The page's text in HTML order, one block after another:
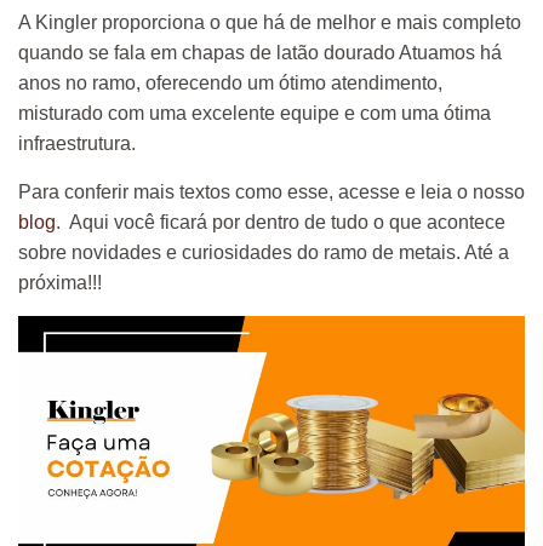
A Kingler proporciona o que há de melhor e mais completo
quando se fala em chapas de latão dourado Atuamos há
anos no ramo, oferecendo um ótimo atendimento,
misturado com uma excelente equipe e com uma ótima
infraestrutura.
Para conferir mais textos como esse, acesse e leia o nosso
blog. Aqui você ficará por dentro de tudo o que acontece
sobre novidades e curiosidades do ramo de metais. Até a
próxima!!!